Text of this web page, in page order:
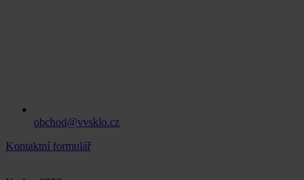
obchod@vvsklo.cz
Kontaktní formulář